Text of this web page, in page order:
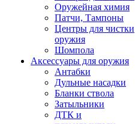
Оружейная химия
Патчи, Тампоны
Центры для чистки
оружия
Шомпола
Аксессуары для оружия
Антабки
Дульные насадки
Бланки ствола
Затыльники
ДТК и